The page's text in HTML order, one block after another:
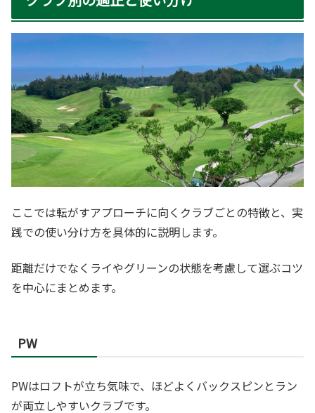
ここでは転がすアプローチに向くクラブごとの特徴と、実
践での使い分け方を具体的に説明します。
距離だけでなくライやグリーンの状態を考慮して選ぶコツ
を中心にまとめます。
PW
PWはロフトが立ち気味で、ほどよくバックスピンとラン
が両立しやすいクラブです。